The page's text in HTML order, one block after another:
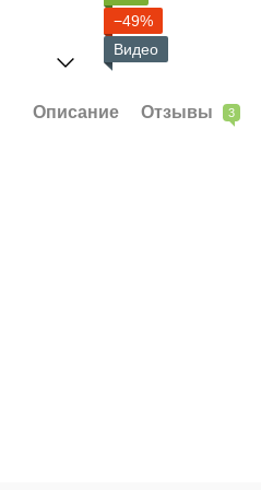
−49%
Видео
Описание Отзывы 3